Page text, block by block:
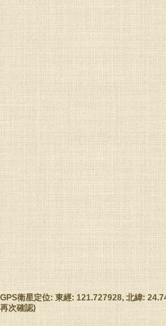
GPS衛星定位: 東經: 121.727928, 北緯:
再次確認)